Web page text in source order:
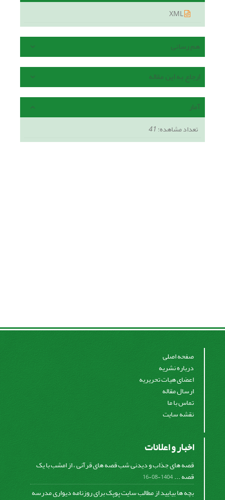
هم رسانی
ارجاع به این مقاله
آمار
تعداد مشاهده:41
صفحه اصلی
درباره نشریه
اعضای هیات تحریریه
ارسال مقاله
تماس با ما
نقشه سایت
اخبار و اعلانات
قصه های جذاب و دیدنی شب قصه های قرآنی ، از امشب با یک
قصه ...1404-08-16
بچه ها بیایید از مطالب سایت پوپک برای روزنامه دیواری مدرسه